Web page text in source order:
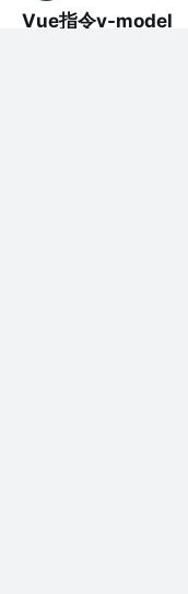
Vue指令v-model